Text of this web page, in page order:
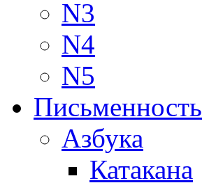
N3
N4
N5
Письменность
Азбука
Катакана